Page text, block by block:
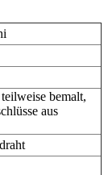
bemalt,
aus